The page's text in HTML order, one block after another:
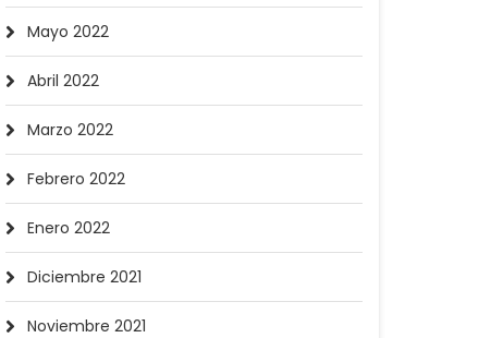
Mayo 2022
Abril 2022
Marzo 2022
Febrero 2022
Enero 2022
Diciembre 2021
Noviembre 2021